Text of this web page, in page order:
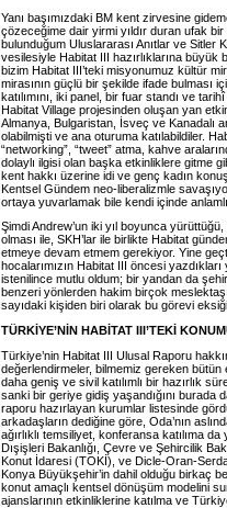
Yanı başımızdaki BM kent zirvesine
çözeceğime dair yirmi yıldır duran ufak
bulunduğum Uluslararası Anıtlar ve Sitler
vesilesiyle Habitat III hazırlıklarına
bizim Habitat III’teki misyonumuz kültür
mirasının güçlü bir şekilde ifade bulması
katılımını, iki panel, bir fuar standı ve
Habitat Village projesinden oluşan yan
Almanya, Bulgaristan, İsveç ve Kanadalı
olabilmişti ve ana oturuma katılabildiler.
“networking”, “tweet” atma, kahve
dolaylı ilgisi olan başka etkinliklere gitme
kent hakkı üzerine idi ve genç kadın
Kentsel Gündem neo-liberalizmle
ortaya yuvarlamak bile kendi içinde
Şimdi Andrew’un iki yıl boyunca
olması ile, SKH’lar ile birlikte Habitat
etmeye devam etmem gerekiyor. Yine
hocalarımızın Habitat III öncesi
istenilince mutlu oldum; bir yandan da
benzeri yönlerden hakim birçok
sayıdaki kişiden biri olarak bu görevi
TÜRKİYE’NİN HABİTAT III’TEKİ
Türkiye’nin Habitat III Ulusal Raporu
değerlendirmeler, bilmemiz gereken
daha geniş ve sivil katılımlı bir hazırlık
sanki bir geriye gidiş yaşandığını burada
raporu hazırlayan kurumlar listesinde
arkadaşların dediğine göre, Oda’nın
ağırlıklı temsiliyet, konferansa katılıma
Dışişleri Bakanlığı, Çevre ve Şehircilik
Konut İdaresi (TOKİ), ve Dicle-Oran-
Konya Büyükşehir’in dahil olduğu birkaç
konut amaçlı kentsel dönüşüm modelini
ajanslarının etkinliklerine katılma ve